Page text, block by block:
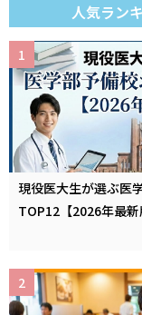
人気ラン
現役医大生が選ぶ医
TOP12【2026年最新
1
2